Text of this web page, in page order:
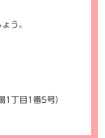
う。
1丁目1番5号）